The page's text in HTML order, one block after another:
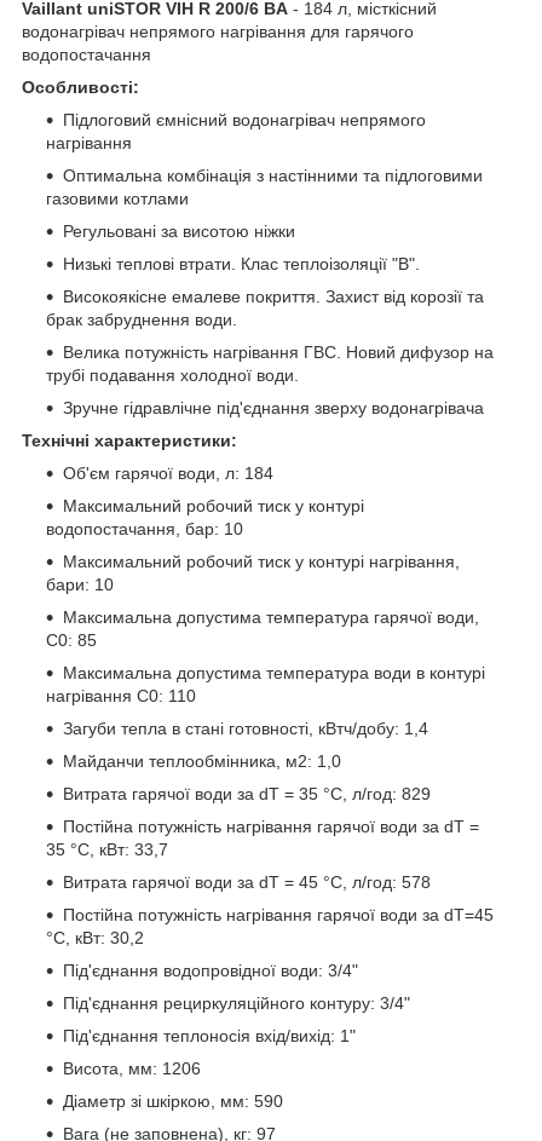
Vaillant uniSTOR VIH R 200/6 BA - 184 л, місткісний
водонагрівач непрямого нагрівання для гарячого
водопостачання
Особливості:
Підлоговий ємнісний водонагрівач непрямого
нагрівання
Оптимальна комбінація з настінними та підлоговими
газовими котлами
Регульовані за висотою ніжки
Низькі теплові втрати. Клас теплоізоляції "В".
Високоякісне емалеве покриття. Захист від корозії та
брак забруднення води.
Велика потужність нагрівання ГВС. Новий дифузор на
трубі подавання холодної води.
Зручне гідравлічне під'єднання зверху водонагрівача
Технічні характеристики:
Об'єм гарячої води, л: 184
Максимальний робочий тиск у контурі
водопостачання, бар: 10
Максимальний робочий тиск у контурі нагрівання,
бари: 10
Максимальна допустима температура гарячої води,
С0: 85
Максимальна допустима температура води в контурі
нагрівання С0: 110
Загуби тепла в стані готовності, кВтч/добу: 1,4
Майданчи теплообмінника, м2: 1,0
Витрата гарячої води за dT = 35 °C, л/год: 829
Постійна потужність нагрівання гарячої води за dT =
35 °C, кВт: 33,7
Витрата гарячої води за dT = 45 °C, л/год: 578
Постійна потужність нагрівання гарячої води за dT=45
°C, кВт: 30,2
Під'єднання водопровідної води: 3/4"
Під'єднання рециркуляційного контуру: 3/4"
Під'єднання теплоносія вхід/вихід: 1"
Висота, мм: 1206
Діаметр зі шкіркою, мм: 590
Вага (не заповнена), кг: 97